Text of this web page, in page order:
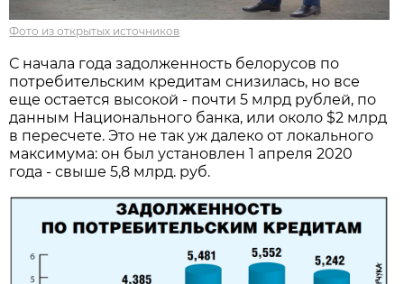
Фото из открытых источников
С начала года задолженность белорусов по
потребительским кредитам снизилась, но все
еще остается высокой - почти 5 млрд рублей, по
данным Национального банка, или около $2 млрд
в пересчете. Это не так уж далеко от локального
максимума: он был установлен 1 апреля 2020
года - свыше 5,8 млрд. руб.